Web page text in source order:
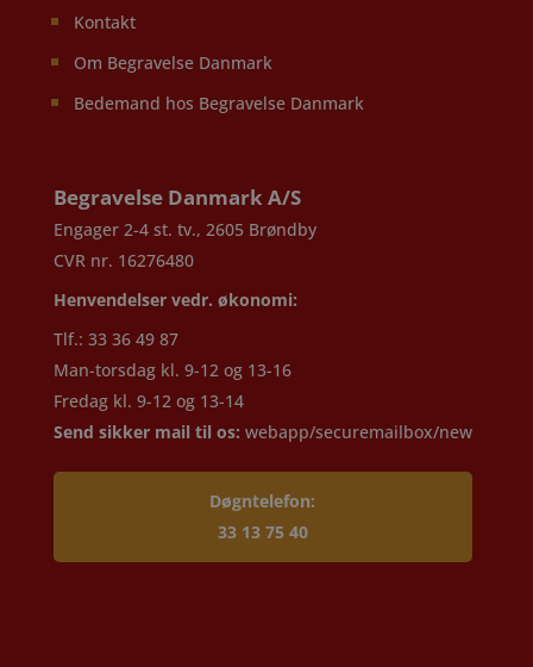
Kontakt
Om Begravelse Danmark
Bedemand hos Begravelse Danmark
Begravelse Danmark A/S
Engager 2-4 st. tv., 2605 Brøndby
CVR nr. 16276480
Henvendelser vedr. økonomi:
Tlf.: 33 36 49 87
Man-torsdag kl. 9-12 og 13-16
Fredag kl. 9-12 og 13-14
Send sikker mail til os: webapp/securemailbox/new
Døgntelefon:
33 13 75 40